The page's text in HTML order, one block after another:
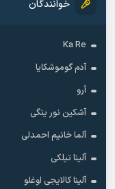
خوانندگان
Ka Re
آدم گوموشکایا
آرو
آشکین نور ینگی
آلما خانیم احمدلی
آلینا تیلکی
آلینا کالایجی اوغلو